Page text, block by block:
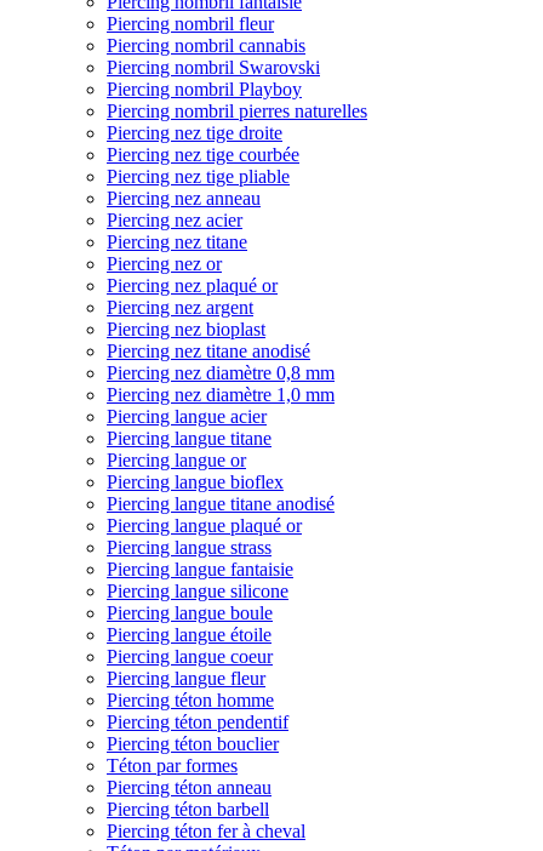
Piercing nombril fleur
Piercing nombril cannabis
Piercing nombril Swarovski
Piercing nombril Playboy
Piercing nombril pierres naturelles
Piercing nez tige droite
Piercing nez tige courbée
Piercing nez tige pliable
Piercing nez anneau
Piercing nez acier
Piercing nez titane
Piercing nez or
Piercing nez plaqué or
Piercing nez argent
Piercing nez bioplast
Piercing nez titane anodisé
Piercing nez diamètre 0,8 mm
Piercing nez diamètre 1,0 mm
Piercing langue acier
Piercing langue titane
Piercing langue or
Piercing langue bioflex
Piercing langue titane anodisé
Piercing langue plaqué or
Piercing langue strass
Piercing langue fantaisie
Piercing langue silicone
Piercing langue boule
Piercing langue étoile
Piercing langue coeur
Piercing langue fleur
Piercing téton homme
Piercing téton pendentif
Piercing téton bouclier
Téton par formes
Piercing téton anneau
Piercing téton barbell
Piercing téton fer à cheval